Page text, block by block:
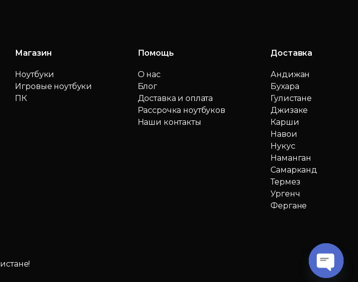
Магазин
Ноутбуки
Игровые ноутбуки
ПК
Помощь
О нас
Блог
Доставка и оплата
Рассрочка ноутбуков
Наши контакты
Доставка
Андижан
Бухара
Гулистане
Джизаке
Карши
Навои
Нукус
Наманган
Самарканд
Термез
Ургенч
Фергане